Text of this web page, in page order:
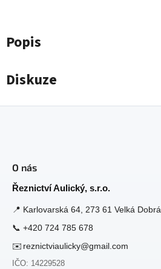
Popis
Diskuze
O nás
Řeznictví Aulický, s.r.o.
📍 Karlovarská 64, 273 61 Velká Dobrá
📞 +420 724 785 678
✉️ reznictviaulicky@gmail.com
IČO: 14229528